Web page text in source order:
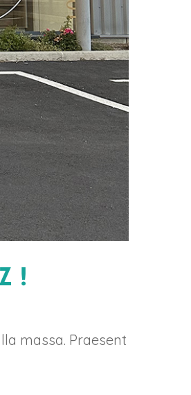
!
massa. Praesent